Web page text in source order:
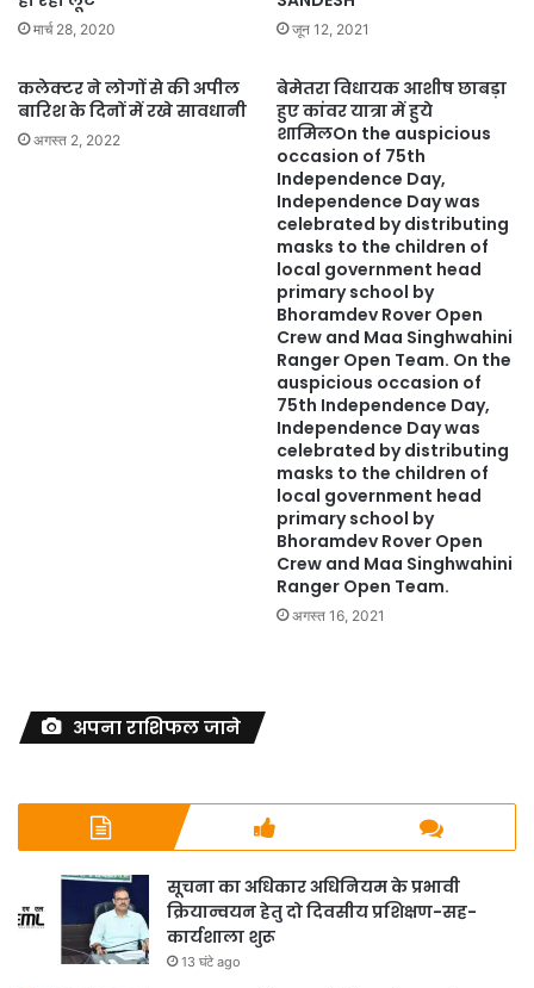
मार्च 28, 2020 जून 12, 2021
कलेक्टर ने लोगों से की अपील
बारिश के दिनों में रखे सावधानी
अगस्त 2, 2022
बेमेतरा विधायक आशीष छाबड़ा
हुए कांवर यात्रा में हुये
शामिलOn the auspicious
occasion of 75th
Independence Day,
Independence Day was
celebrated by distributing
masks to the children of
local government head
primary school by
Bhoramdev Rover Open
Crew and Maa Singhwahini
Ranger Open Team. On the
auspicious occasion of
75th Independence Day,
Independence Day was
celebrated by distributing
masks to the children of
local government head
primary school by
Bhoramdev Rover Open
Crew and Maa Singhwahini
Ranger Open Team.
अगस्त 16, 2021
अपना राशिफल जाने
सूचना का अधिकार अधिनियम के प्रभावी
क्रियान्वयन हेतु दो दिवसीय प्रशिक्षण-सह-
कार्यशाला शुरू
13 घंटे ago